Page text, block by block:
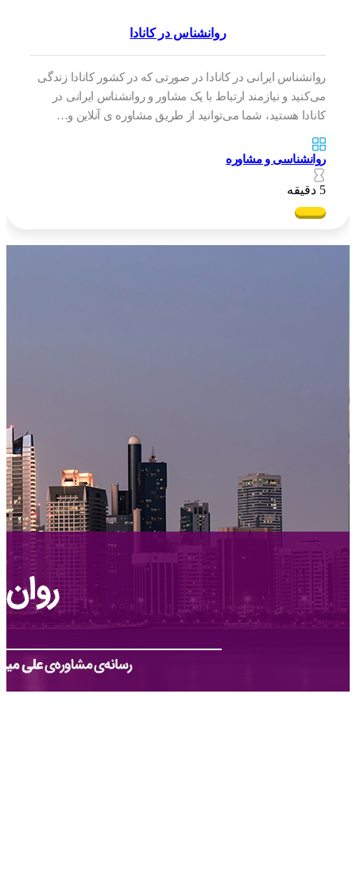
روانشناس در کانادا
روانشناس ایرانی در کانادا در صورتی که در کشور کانادا زندگی
می‌کنید و نیازمند ارتباط با یک مشاور و روانشناس ایرانی در
کانادا هستید، شما می‌توانید از طریق مشاوره ی آنلاین و…
روانشناسی و مشاوره